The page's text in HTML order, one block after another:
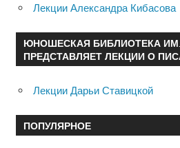
Лекции Александра Кибасова
ЮНОШЕСКАЯ БИБЛИОТЕКА ИМ.
ПРЕДСТАВЛЯЕТ ЛЕКЦИИ О
Лекции Дарьи Ставицкой
ПОПУЛЯРНОЕ